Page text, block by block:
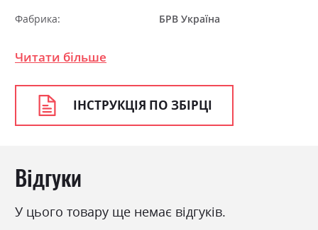
Фабрика:
БРВ Україна
Колір (Корпус):
Колір матеріалу
дуб конкордія
Стиль
мінімалізм, модерн
Читати більше
ІНСТРУКЦІЯ ПО ЗБІРЦІ
Відгуки
У цього товару ще немає відгуків.